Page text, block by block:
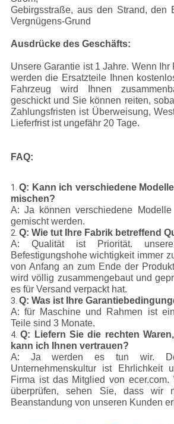
Gebirgsstraße, aus den Strand, den
Vergnügens-Grund
Ausdrücke des Geschäfts:
Unsere Garantie ist 1 Jahre. Wenn Ihr
werden die Ersatzteile Ihnen
Fahrzeug wird Ihnen
geschickt und Sie können reiten,
Zahlungsfristen ist Überweisung,
Lieferfrist ist ungefähr 20 Tage.
FAQ:
1.Q: Kann ich verschiedene
mischen?
A: Ja können verschiedene
gemischt werden.
2. Q: Wie tut Ihre Fabrik betreffend
A: Qualität ist Priorität.
Befestigungshohe wichtigkeit immer
von Anfang an zum Ende der
wird völlig zusammengebaut und
es für Versand verpackt hat.
3. Q: Was ist Ihre
A: für Maschine und Rahmen ist
Teile sind 3 Monate.
4.Q: Liefern Sie die rechten
kann ich Ihnen vertrauen?
A: Ja werden es tun wir.
Unternehmenskultur ist Ehrlichkeit
Firma ist das Mitglied von
überprüfen, sehen Sie, dass wir
Beanstandung von unseren Kunden